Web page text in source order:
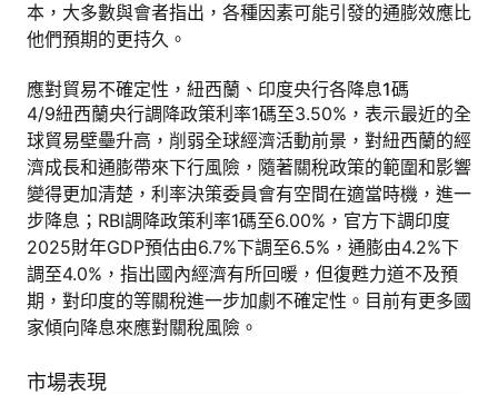
本，大多數與會者指出，各種因素可能引發的通膨效應比
他們預期的更持久。
應對貿易不確定性，紐西蘭、印度央行各降息1碼
4/9紐西蘭央行調降政策利率1碼至3.50%，表示最近的全
球貿易壁壘升高，削弱全球經濟活動前景，對紐西蘭的經
濟成長和通膨帶來下行風險，隨著關稅政策的範圍和影響
變得更加清楚，利率決策委員會有空間在適當時機，進一
步降息；RBI調降政策利率1碼至6.00%，官方下調印度
2025財年GDP預估由6.7%下調至6.5%，通膨由4.2%下
調至4.0%，指出國內經濟有所回暖，但復甦力道不及預
期，對印度的等關稅進一步加劇不確定性。目前有更多國
家傾向降息來應對關稅風險。
市場表現